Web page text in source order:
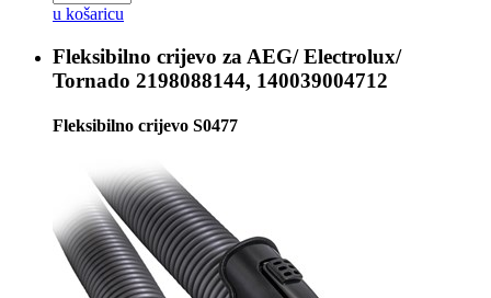
u košaricu
Fleksibilno crijevo za AEG/ Electrolux/
Tornado 2198088144, 140039004712
Fleksibilno crijevo S0477